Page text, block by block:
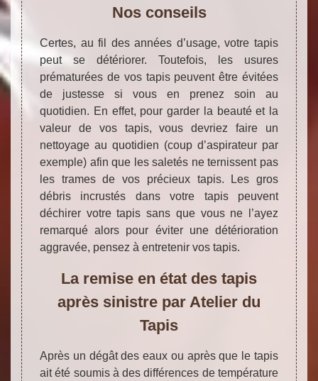
Nos conseils
Certes, au fil des années d’usage, votre tapis
peut se détériorer. Toutefois, les usures
prématurées de vos tapis peuvent être évitées
de justesse si vous en prenez soin au
quotidien. En effet, pour garder la beauté et la
valeur de vos tapis, vous devriez faire un
nettoyage au quotidien (coup d’aspirateur par
exemple) afin que les saletés ne ternissent pas
les trames de vos précieux tapis. Les gros
débris incrustés dans votre tapis peuvent
déchirer votre tapis sans que vous ne l’ayez
remarqué alors pour éviter une détérioration
aggravée, pensez à entretenir vos tapis.
La remise en état des tapis
après sinistre par Atelier du
Tapis
Après un dégât des eaux ou après que le tapis
ait été soumis à des différences de température